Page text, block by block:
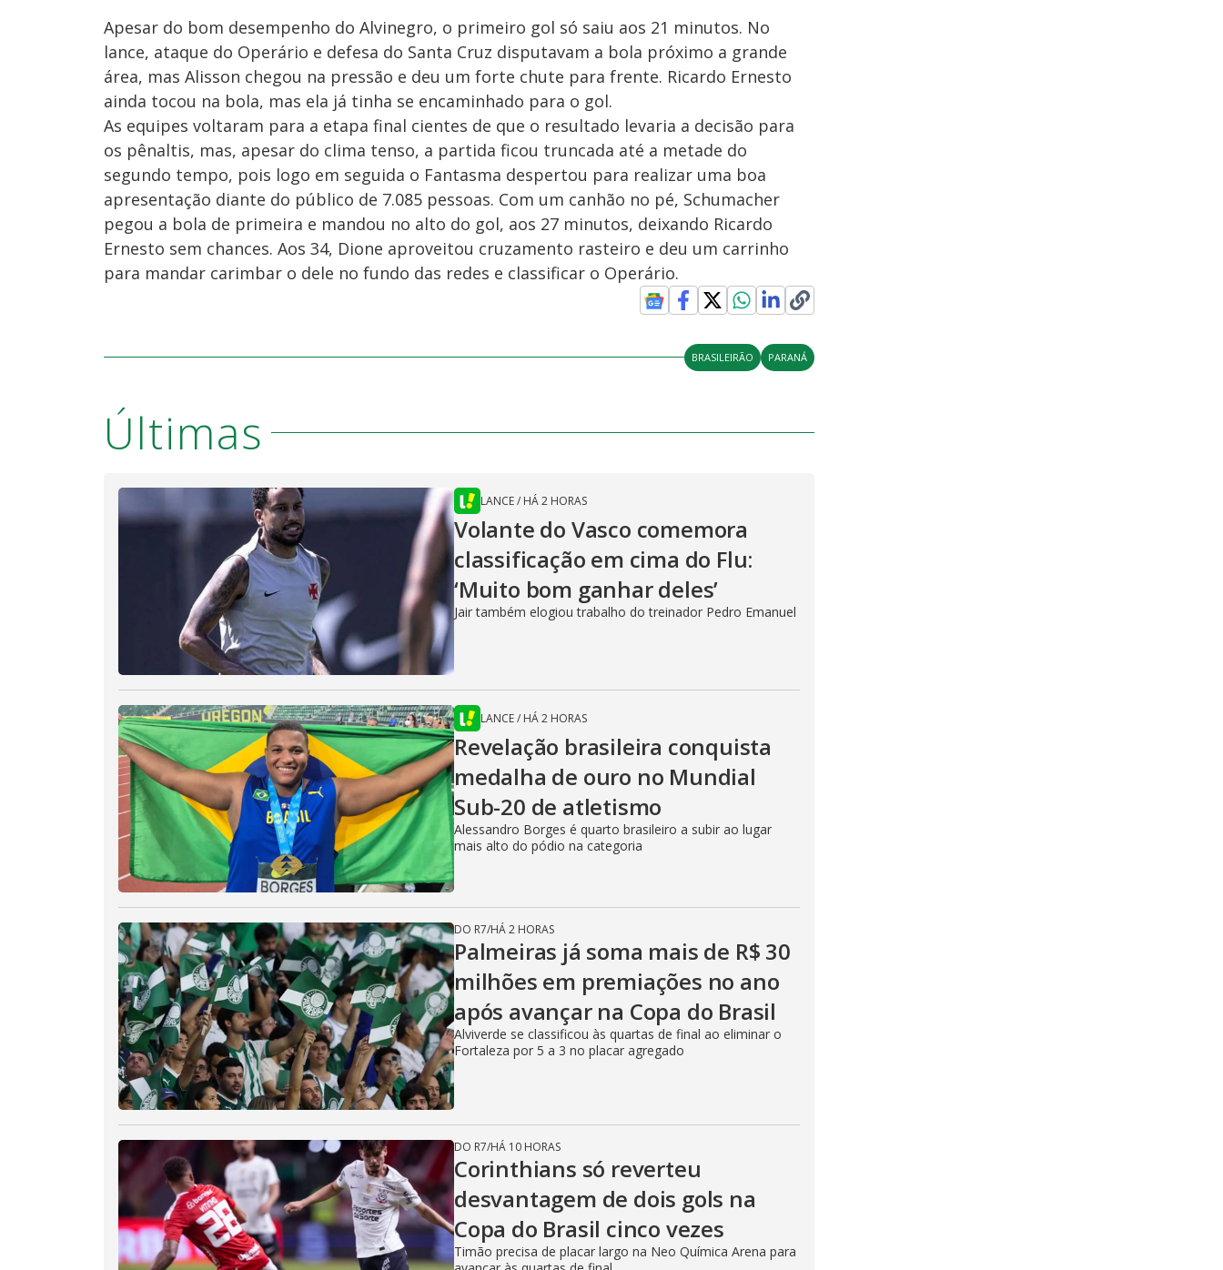
Apesar do bom desempenho do Alvinegro, o primeiro gol só saiu aos 21 minutos. No
lance, ataque do Operário e defesa do Santa Cruz disputavam a bola próximo a grande
área, mas Alisson chegou na pressão e deu um forte chute para frente. Ricardo Ernesto
ainda tocou na bola, mas ela já tinha se encaminhado para o gol.
As equipes voltaram para a etapa final cientes de que o resultado levaria a decisão para
os pênaltis, mas, apesar do clima tenso, a partida ficou truncada até a metade do
segundo tempo, pois logo em seguida o Fantasma despertou para realizar uma boa
apresentação diante do público de 7.085 pessoas. Com um canhão no pé, Schumacher
pegou a bola de primeira e mandou no alto do gol, aos 27 minutos, deixando Ricardo
Ernesto sem chances. Aos 34, Dione aproveitou cruzamento rasteiro e deu um carrinho
para mandar carimbar o dele no fundo das redes e classificar o Operário.
BRASILEIRÃO PARANÁ
Últimas
LANCE/ HÁ 2 HORAS
Volante do Vasco comemora
classificação em cima do Flu:
‘Muito bom ganhar deles’
Jair também elogiou trabalho do treinador Pedro Emanuel
LANCE/ HÁ 2 HORAS
Revelação brasileira conquista
medalha de ouro no Mundial
Sub-20 de atletismo
Alessandro Borges é quarto brasileiro a subir ao lugar
mais alto do pódio na categoria
DO R7/HÁ 2 HORAS
Palmeiras já soma mais de R$ 30
milhões em premiações no ano
após avançar na Copa do Brasil
Alviverde se classificou às quartas de final ao eliminar o
Fortaleza por 5 a 3 no placar agregado
DO R7/HÁ 10 HORAS
Corinthians só reverteu
desvantagem de dois gols na
Copa do Brasil cinco vezes
Timão precisa de placar largo na Neo Química Arena para